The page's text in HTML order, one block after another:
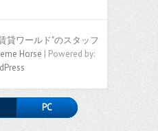
貸ワールド"のスタッフ
Horse | Powered by:
PC